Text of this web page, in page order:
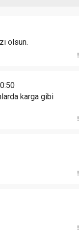
olsun.
karga gibi